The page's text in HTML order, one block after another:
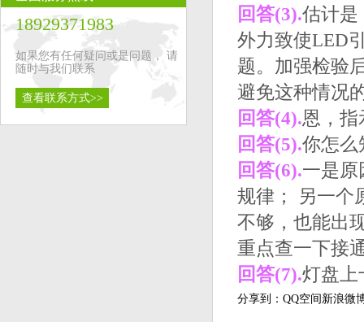
18929371983
如果您有任何疑问或是问题， 请
随时与我们联系
查看联系方式>>
回答(3).估计是
外力致使LED
题。加强检验
避免这种情况
回答(4).恩，指
回答(5).你怎么
回答(6).一是原
规律； 另一个
不够，也能出
重点查一下接
回答(7).灯盘上
分享到： QQ空间 新浪微